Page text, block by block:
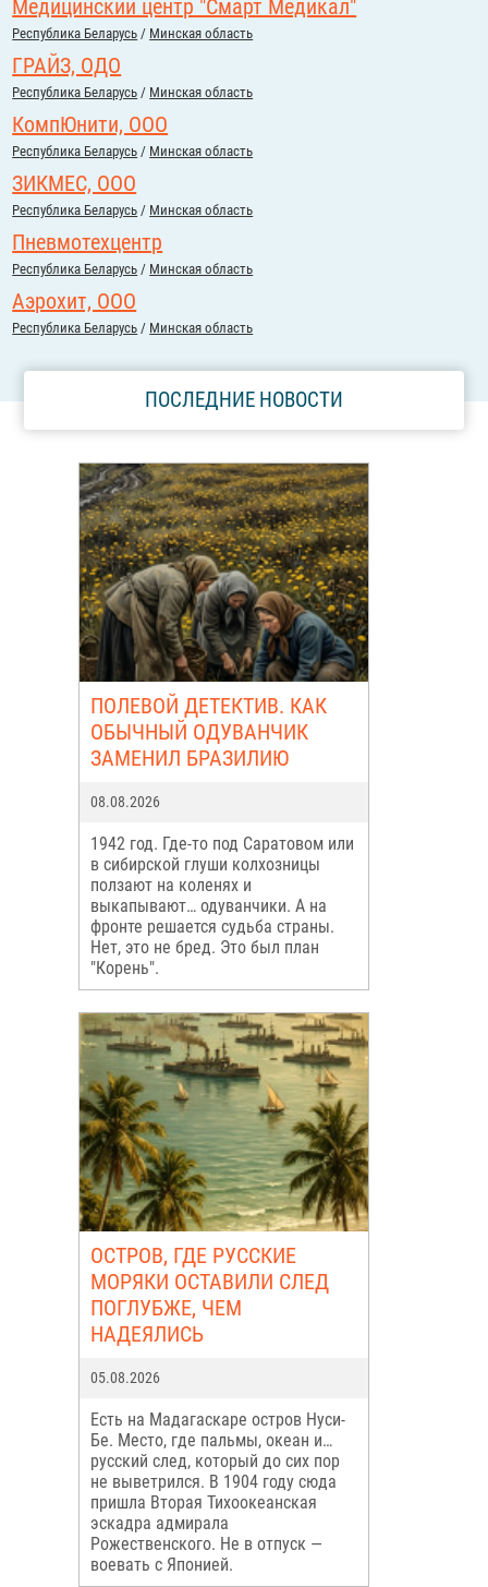
Медицинский центр "Смарт Медикал"
Республика Беларусь / Минская область
ГРАЙЗ, ОДО
Республика Беларусь / Минская область
КомпЮнити, ООО
Республика Беларусь / Минская область
ЗИКМЕС, ООО
Республика Беларусь / Минская область
Пневмотехцентр
Республика Беларусь / Минская область
Аэрохит, ООО
Республика Беларусь / Минская область
ПОСЛЕДНИЕ НОВОСТИ
ПОЛЕВОЙ ДЕТЕКТИВ. КАК
ОБЫЧНЫЙ ОДУВАНЧИК
ЗАМЕНИЛ БРАЗИЛИЮ
08.08.2026
1942 год. Где-то под Саратовом или
в сибирской глуши колхозницы
ползают на коленях и
выкапывают… одуванчики. А на
фронте решается судьба страны.
Нет, это не бред. Это был план
"Корень".
ОСТРОВ, ГДЕ РУССКИЕ
МОРЯКИ ОСТАВИЛИ СЛЕД
ПОГЛУБЖЕ, ЧЕМ
НАДЕЯЛИСЬ
05.08.2026
Есть на Мадагаскаре остров Нуси-
Бе. Место, где пальмы, океан и…
русский след, который до сих пор
не выветрился. В 1904 году сюда
пришла Вторая Тихоокеанская
эскадра адмирала
Рожественского. Не в отпуск —
воевать с Японией.